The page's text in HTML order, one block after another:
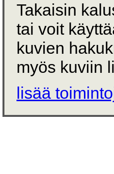
Takaisin
tai voit
kuvien
myös kuviin
lisää